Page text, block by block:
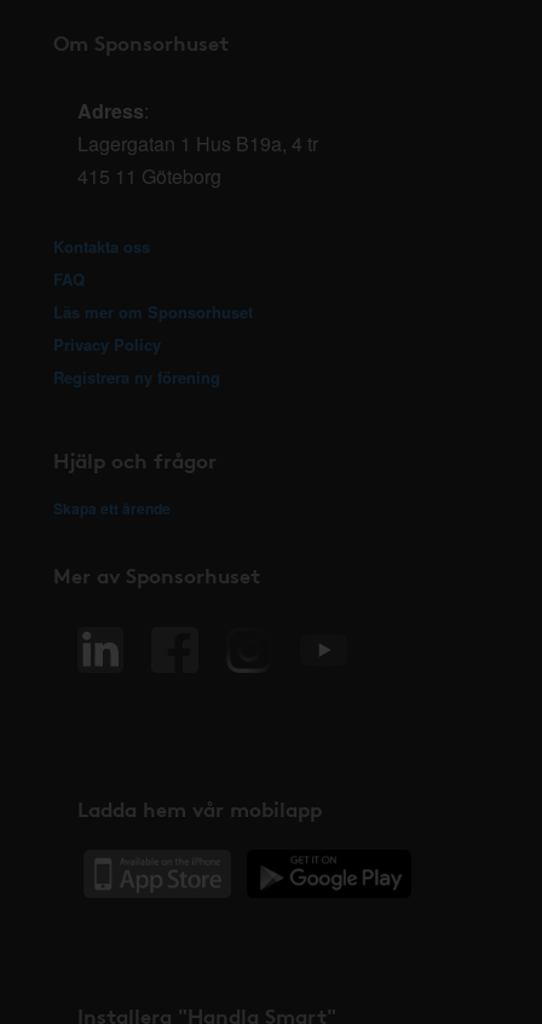
Om Sponsorhuset
Adress:
Lagergatan 1 Hus B19a, 4 tr
415 11 Göteborg
Kontakta oss
FAQ
Läs mer om Sponsorhuset
Privacy Policy
Registrera ny förening
Hjälp och frågor
Skapa ett ärende
Mer av Sponsorhuset
Ladda hem vår mobilapp
Installera "Handla Smart"